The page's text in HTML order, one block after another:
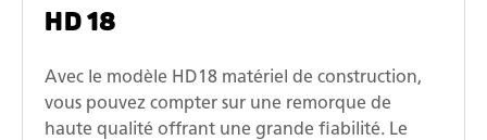
HD 18
Avec le modèle HD18 matériel de construction,
vous pouvez compter sur une remorque de
haute qualité offrant une grande fiabilité. Le